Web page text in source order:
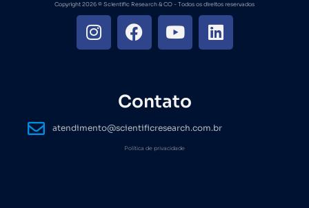
Copyright 2026 ©️ Scientific Research & CO - Todos os direitos reservados
Contato
atendimento@scientificresearch.com.br
Política de privacidade